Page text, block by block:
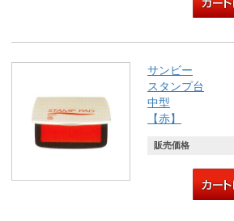
サンビー
スタンプ台
中型
【赤】
販売価格